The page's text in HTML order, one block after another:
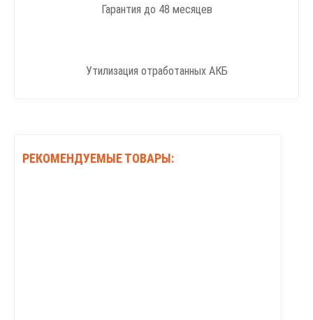
Гарантия до 48 месяцев
Утилизация отработанных АКБ
РЕКОМЕНДУЕМЫЕ ТОВАРЫ: